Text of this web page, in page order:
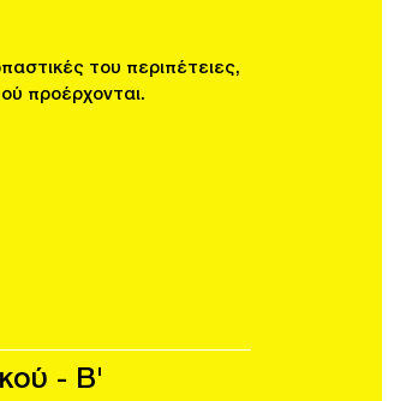
του περιπέτειες,
προέρχονται.
- Β'